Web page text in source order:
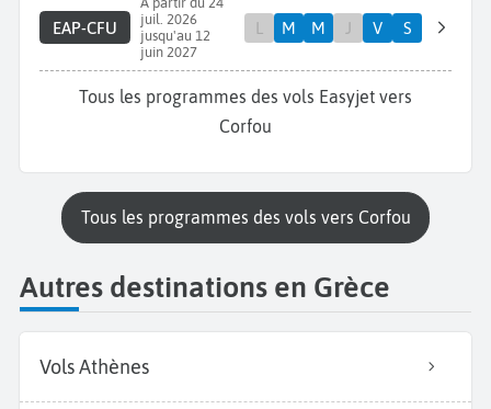
EAP-CFU
juil. 2026
jusqu'au 12
juin 2027
L M M J V S
Tous les programmes des vols Easyjet vers
Corfou
Tous les programmes des vols vers Corfou
Autres destinations en Grèce
Vols Athènes